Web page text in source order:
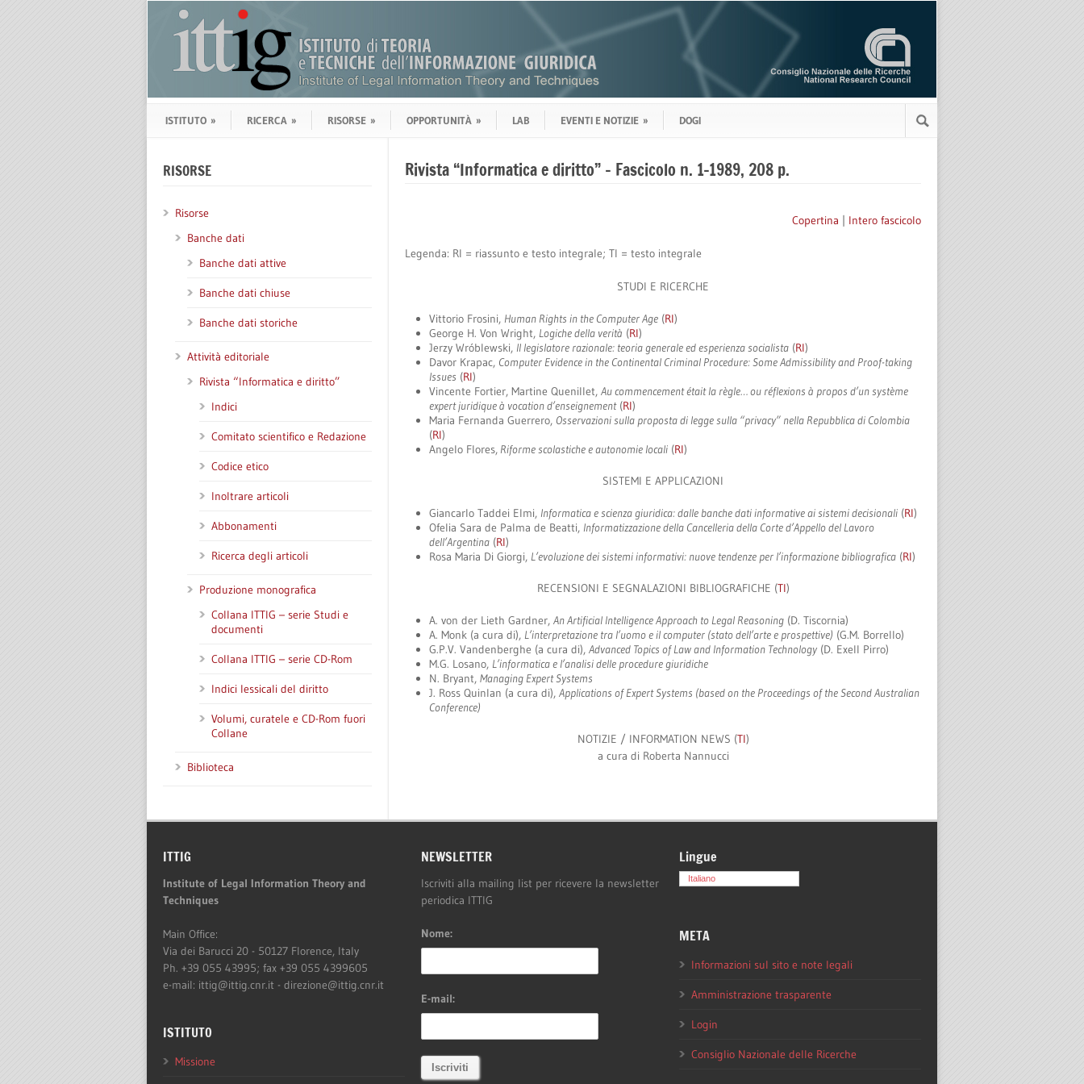
ISTITUTO » RICERCA » RISORSE » OPPORTUNITÀ » LAB EVENTI E NOTIZIE » DOGI
Rivista “Informatica e diritto” – Fascicolo n. 1-1989, 208 p.
Copertina | Intero fascicolo
Legenda: RI = riassunto e testo integrale; TI = testo integrale
STUDI E RICERCHE
Vittorio Frosini, Human Rights in the Computer Age (RI)
George H. Von Wright, Logiche della verità (RI)
Jerzy Wróblewski, Il legislatore razionale: teoria generale ed esperienza socialista (RI)
Davor Krapac, Computer Evidence in the Continental Criminal Procedure: Some Admissibility and Proof-taking
Issues (RI)
Vincente Fortier, Martine Quenillet, Au commencement était la règle… ou réflexions à propos d’un système
expert juridique à vocation d’enseignement(RI)
Maria Fernanda Guerrero, Osservazioni sulla proposta di legge sulla “privacy” nella Repubblica di Colombia
(RI)
Angelo Flores, Riforme scolastiche e autonomie locali (RI)
SISTEMI E APPLICAZIONI
Giancarlo Taddei Elmi, Informatica e scienza giuridica: dalle banche dati informative ai sistemi decisionali (RI)
Ofelia Sara de Palma de Beatti, Informatizzazione della Cancelleria della Corte d’Appello del Lavoro
dell’Argentina (RI)
Rosa Maria Di Giorgi, L’evoluzione dei sistemi informativi: nuove tendenze per l’informazione bibliografica (RI)
RECENSIONI E SEGNALAZIONI BIBLIOGRAFICHE (TI)
A. von der Lieth Gardner, An Artificial Intelligence Approach to Legal Reasoning (D. Tiscornia)
A. Monk (a cura di), L’interpretazione tra l’uomo e il computer (stato dell’arte e prospettive) (G.M. Borrello)
G.P.V. Vandenberghe (a cura di), Advanced Topics of Law and Information Technology (D. Exell Pirro)
M.G. Losano, L’informatica e l’analisi delle procedure giuridiche
N. Bryant, Managing Expert Systems
J. Ross Quinlan (a cura di), Applications of Expert Systems (based on the Proceedings of the Second Australian
Conference)
NOTIZIE / INFORMATION NEWS (TI)
a cura di Roberta Nannucci
RISORSE
Risorse
Banche dati
Banche dati attive
Banche dati chiuse
Banche dati storiche
Attività editoriale
Rivista “Informatica e diritto”
Indici
Comitato scientifico e Redazione
Codice etico
Inoltrare articoli
Abbonamenti
Ricerca degli articoli
Produzione monografica
Collana ITTIG – serie Studi e
documenti
Collana ITTIG – serie CD-Rom
Indici lessicali del diritto
Volumi, curatele e CD-Rom fuori
Collane
Biblioteca
ITTIG
Institute of Legal Information Theory and
Techniques
Main Office:
Via dei Barucci 20 - 50127 Florence, Italy
Ph. +39 055 43995; fax +39 055 4399605
e-mail: ittig@ittig.cnr.it - direzione@ittig.cnr.it
ISTITUTO
Missione
NEWSLETTER
Iscriviti alla mailing list per ricevere la newsletter
periodica ITTIG
Nome:
E-mail:
Lingue
Italiano
META
Informazioni sul sito e note legali
Amministrazione trasparente
Login
Consiglio Nazionale delle Ricerche